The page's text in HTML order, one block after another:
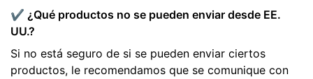
✔️ ¿Qué productos no se pueden enviar desde EE.
UU.?
Si no está seguro de si se pueden enviar ciertos
productos, le recomendamos que se comunique con